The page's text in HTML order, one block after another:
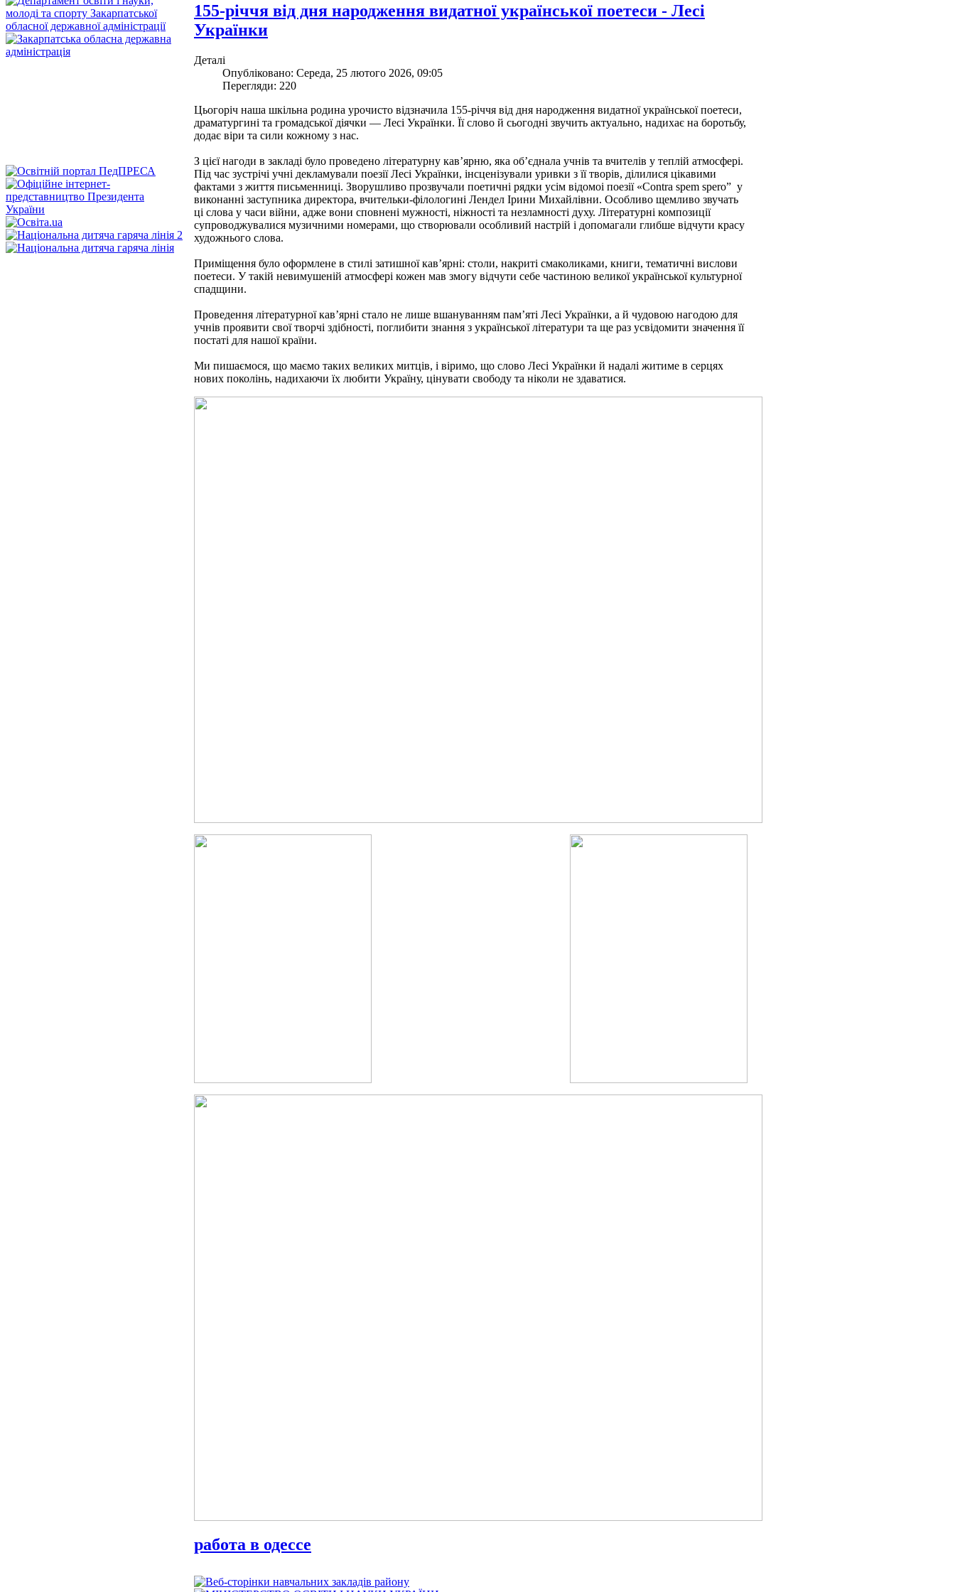
155-річчя від дня народження видатної української поетеси - Лесі
Українки
Деталі
Опубліковано: Середа, 25 лютого 2026, 09:05
Перегляди: 220
Цьогоріч наша шкільна родина урочисто відзначила 155-річчя від дня народження видатної української поетеси,
драматургині та громадської діячки — Лесі Українки. Її слово й сьогодні звучить актуально, надихає на боротьбу,
додає віри та сили кожному з нас.
З цієї нагоди в закладі було проведено літературну кав’ярню, яка об’єднала учнів та вчителів у теплій атмосфері.
Під час зустрічі учні декламували поезії Лесі Українки, інсценізували уривки з її творів, ділилися цікавими
фактами з життя письменниці. Зворушливо прозвучали поетичні рядки усім відомоі поезії «Contra spem spero” у
виконанні заступника директора, вчительки-філологині Лендел Ірини Михайлівни. Особливо щемливо звучать
ці слова у часи війни, адже вони сповнені мужності, ніжності та незламності духу. Літературні композиції
супроводжувалися музичними номерами, що створювали особливий настрій і допомагали глибше відчути красу
художнього слова.
Приміщення було оформлене в стилі затишної кав’ярні: столи, накриті смаколиками, книги, тематичні вислови
поетеси. У такій невимушеній атмосфері кожен мав змогу відчути себе частиною великої української культурної
спадщини.
Проведення літературної кав’ярні стало не лише вшануванням пам’яті Лесі Українки, а й чудовою нагодою для
учнів проявити свої творчі здібності, поглибити знання з української літератури та ще раз усвідомити значення її
постаті для нашої країни.
Ми пишаємося, що маємо таких великих митців, і віримо, що слово Лесі Українки й надалі житиме в серцях
нових поколінь, надихаючи їх любити Україну, цінувати свободу та ніколи не здаватися.
работа в одессе